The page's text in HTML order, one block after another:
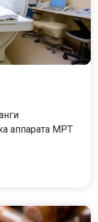
аппарата МРТ